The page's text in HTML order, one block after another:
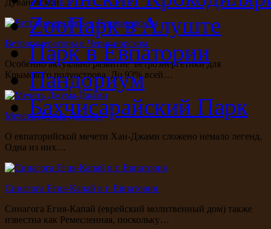
Дувановской…
Ветрогенераторы в Черноморском
Особенно актуально развитие ветроэнергетики для
Крымского полуострова. До 93% всей…
Мечеть Джума-Джами
О евпаторийской мечети Хан-Джами сложено немало легенд.
Одна из них…
Синагога Егия-Капай в г. Евпатория
Синагога Егия-Капай (еврейский молитвенный дом) также
известна как Ремесленная, поскольку…
ZooПарк в Алуште
Парк в Евпатории
Пандориум
Бахчисарайский Парк